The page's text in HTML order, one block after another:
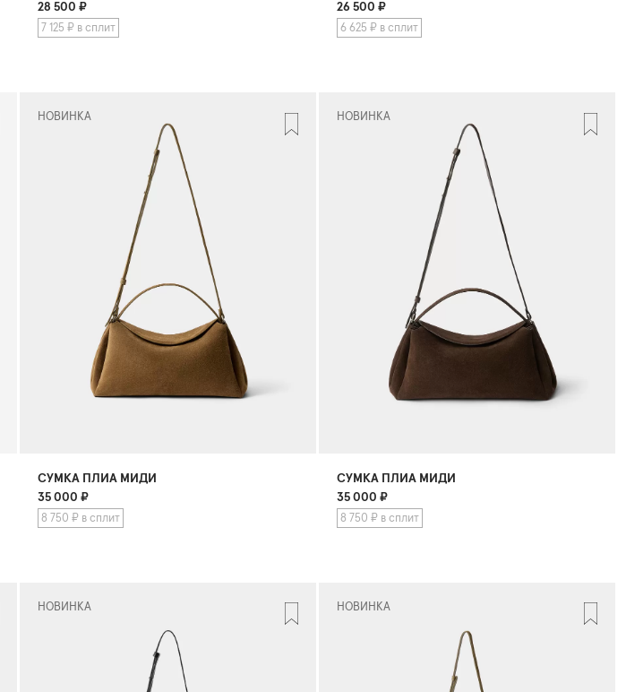
28 500 ₽
7 125 ₽ в сплит
26 500 ₽
6 625 ₽ в сплит
НОВИНКА
СУМКА ПЛИА МИДИ
35 000 ₽
8 750 ₽ в сплит
НОВИНКА
СУМКА ПЛИА МИДИ
35 000 ₽
8 750 ₽ в сплит
НОВИНКА НОВИНКА